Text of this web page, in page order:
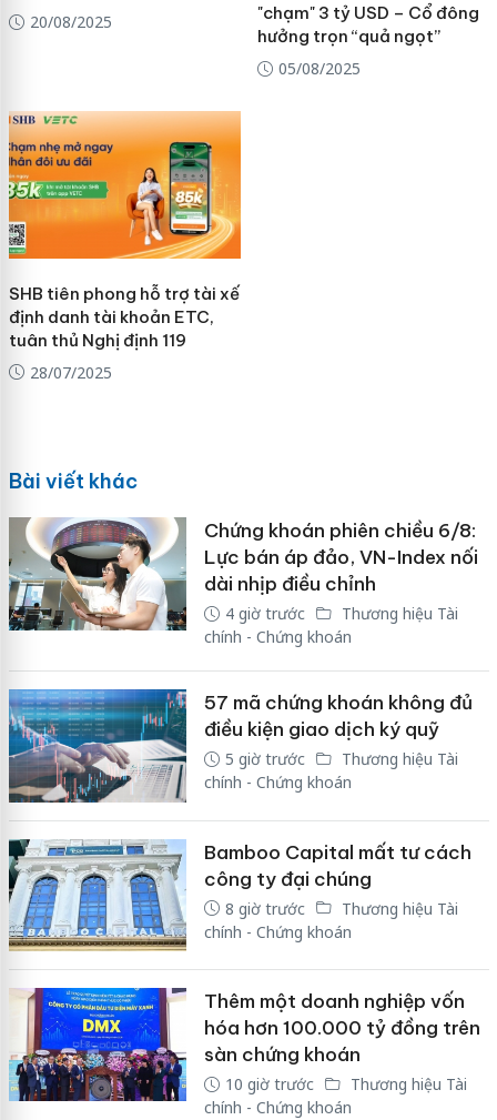
20/08/2025
"chạm" 3 tỷ USD – Cổ đông
hưởng trọn “quả ngọt”
05/08/2025
SHB tiên phong hỗ trợ tài xế
định danh tài khoản ETC,
tuân thủ Nghị định 119
28/07/2025
Bài viết khác
Chứng khoán phiên chiều 6/8:
Lực bán áp đảo, VN-Index nối
dài nhịp điều chỉnh
4 giờ trước
Thương hiệu Tài
chính - Chứng khoán
57 mã chứng khoán không đủ
điều kiện giao dịch ký quỹ
5 giờ trước
Thương hiệu Tài
chính - Chứng khoán
Bamboo Capital mất tư cách
công ty đại chúng
8 giờ trước
Thương hiệu Tài
chính - Chứng khoán
Thêm một doanh nghiệp vốn
hóa hơn 100.000 tỷ đồng trên
sàn chứng khoán
10 giờ trước
Thương hiệu Tài
chính - Chứng khoán